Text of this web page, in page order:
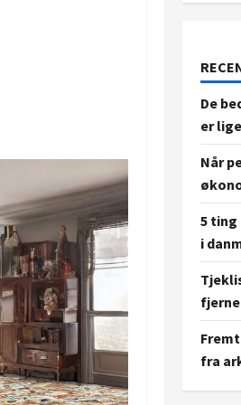
De
er
Når
5 ting
i
fra